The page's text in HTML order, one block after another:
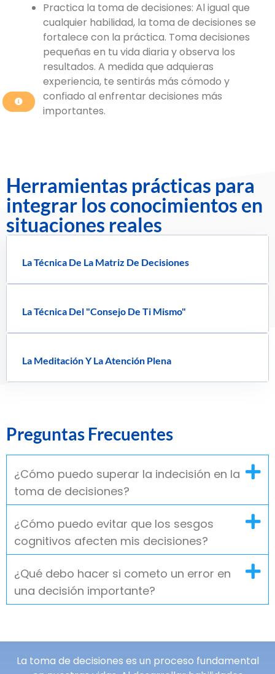
Practica la toma de decisiones: Al igual que
cualquier habilidad, la toma de decisiones se
fortalece con la práctica. Toma decisiones
pequeñas en tu vida diaria y observa los
resultados. A medida que adquieras
experiencia, te sentirás más cómodo y
confiado al enfrentar decisiones más
importantes.
Herramientas prácticas para
integrar los conocimientos en
situaciones reales
La Técnica De La Matriz De Decisiones
La Técnica Del "consejo De Ti Mismo"
La Meditación Y La Atención Plena
Preguntas Frecuentes
¿Cómo puedo superar la indecisión en la
toma de decisiones?
¿Cómo puedo evitar que los sesgos
cognitivos afecten mis decisiones?
¿Qué debo hacer si cometo un error en
una decisión importante?
La toma de decisiones es un proceso fundamental